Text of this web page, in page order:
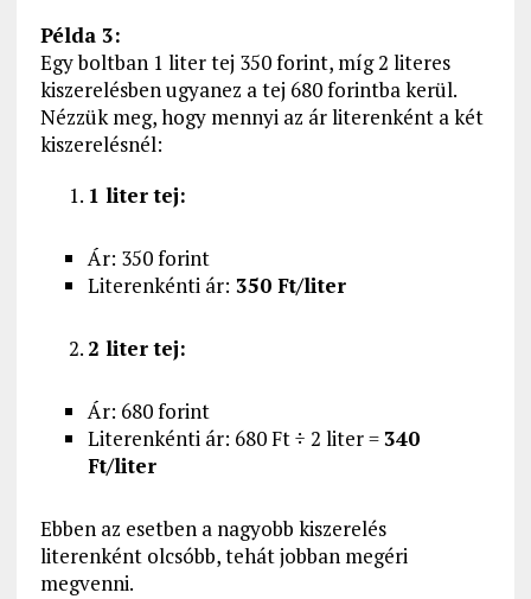
Példa 3:
Egy boltban 1 liter tej 350 forint, míg 2 literes
kiszerelésben ugyanez a tej 680 forintba kerül.
Nézzük meg, hogy mennyi az ár literenként a két
kiszerelésnél:
1 liter tej:
Ár: 350 forint
Literenkénti ár: 350 Ft/liter
2 liter tej:
Ár: 680 forint
Literenkénti ár: 680 Ft ÷ 2 liter =340
Ft/liter
Ebben az esetben a nagyobb kiszerelés
literenként olcsóbb, tehát jobban megéri
megvenni.